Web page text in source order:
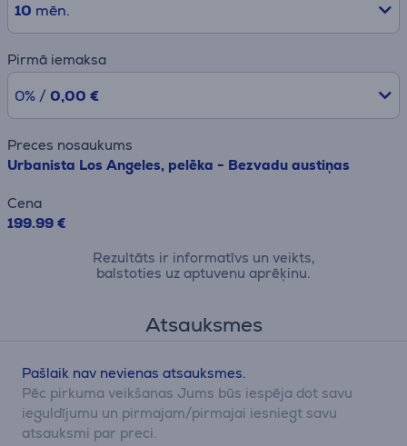
10 mēn.
Pirmā iemaksa
0% / 0,00 €
Preces nosaukums
Urbanista Los Angeles, pelēka - Bezvadu austiņas
Cena
199.99 €
Rezultāts ir informatīvs un veikts,
balstoties uz aptuvenu aprēķinu.
Atsauksmes
Pašlaik nav nevienas atsauksmes.
Pēc pirkuma veikšanas Jums būs iespēja dot savu
ieguldījumu un pirmajam/pirmajai iesniegt savu
atsauksmi par preci.